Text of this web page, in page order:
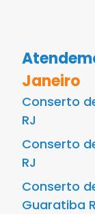
Janeiro
Conserto
RJ
Conserto
RJ
Conserto
Guaratiba